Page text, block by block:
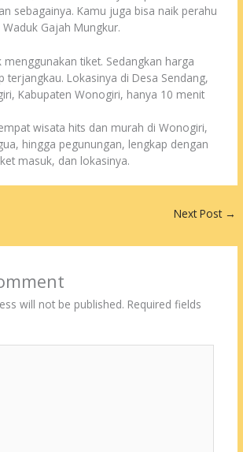
sebagainya. Kamu juga bisa naik perahu
Gajah Mungkur.
menggunakan tiket. Sedangkan harga
terjangkau. Lokasinya di Desa Sendang,
Kabupaten Wonogiri, hanya 10 menit
wisata hits dan murah di Wonogiri,
hingga pegunungan, lengkap dengan
masuk, dan lokasinya.
Next Post →
will not be published. Required fields